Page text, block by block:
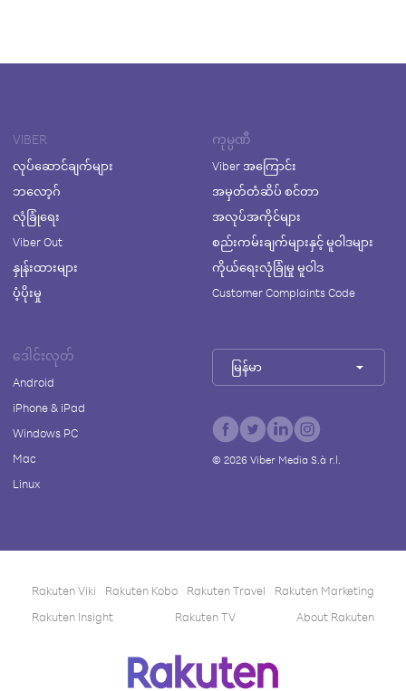
VIBER
လုပ်ဆောင်ချက်များ
ဘလော့ဂ်
လုံခြုံရေး
Viber Out
နှုန်းထားများ
ပံ့ပိုးမှု
ကုမ္ပဏီ
Viber အကြောင်း
အမှတ်တံဆိပ် စင်တာ
အလုပ်အကိုင်များ
စည်းကမ်းချက်များနှင့် မူဝါဒများ
ကိုယ်ရေးလုံခြုံမှု မူဝါဒ
Customer Complaints Code
ဒေါင်းလုတ်
Android
iPhone & iPad
Windows PC
Mac
Linux
မြန်မာ
© 2026Viber Media S.à r.l.
Rakuten Viki Rakuten Kobo Rakuten Travel
Rakuten Marketing
Rakuten Insight
Rakuten TV About Rakuten